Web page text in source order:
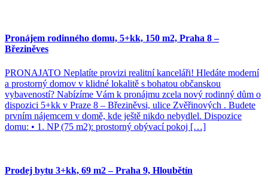
Pronájem rodinného domu, 5+kk, 150 m2, Praha 8 –
Březiněves
PRONAJATO Neplatíte provizi realitní kanceláři! Hledáte moderní
a prostorný domov v klidné lokalitě s bohatou občanskou
vybaveností? Nabízíme Vám k pronájmu zcela nový rodinný dům o
dispozici 5+kk v Praze 8 – Březiněvsi, ulice Zvěřinových . Budete
prvním nájemcem v domě, kde ještě nikdo nebydlel. Dispozice
domu: • 1. NP (75 m2): prostorný obývací pokoj […]
Prodej bytu 3+kk, 69 m2 – Praha 9, Hloubětín